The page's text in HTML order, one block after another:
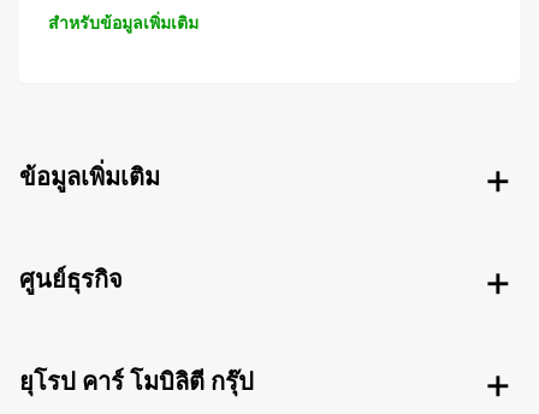
สำหรับข้อมูลเพิ่มเติม
ข้อมูลเพิ่มเติม
ศูนย์ธุรกิจ
ยุโรป คาร์ โมบิลิตี กรุ๊ป